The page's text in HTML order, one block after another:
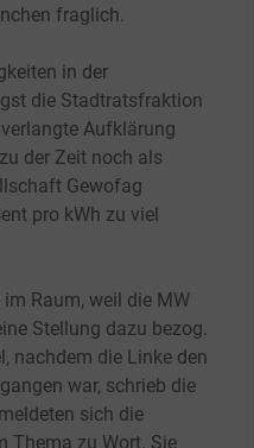
fraglich.
in der
die Stadtratsfraktion
Aufklärung
der Zeit noch als
Gewofag
pro kWh zu viel
Raum, weil die MW
Stellung dazu bezog.
nachdem die Linke den
war, schrieb die
sich die
Thema zu Wort. Sie